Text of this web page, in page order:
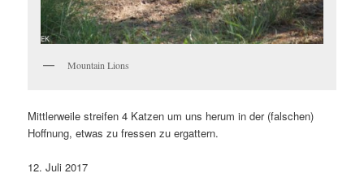
Mountain Lions
Mittlerweile streifen 4 Katzen um uns herum in der (falschen)
Hoffnung, etwas zu fressen zu ergattern.
12. Juli 2017